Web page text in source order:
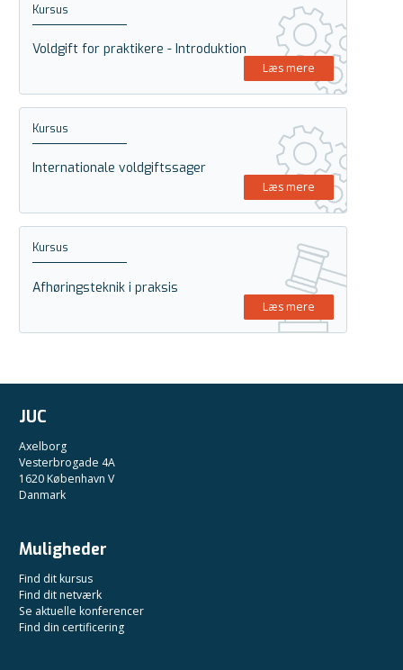
Kursus
Voldgift for praktikere - Introduktion
Læs mere
Kursus
Internationale voldgiftssager
Læs mere
Kursus
Afhøringsteknik i praksis
Læs mere
JUC
Axelborg
Vesterbrogade 4A
1620 København V
Danmark
Muligheder
Find dit kursus
Find dit netværk
Se aktuelle konferencer
Find din certificering